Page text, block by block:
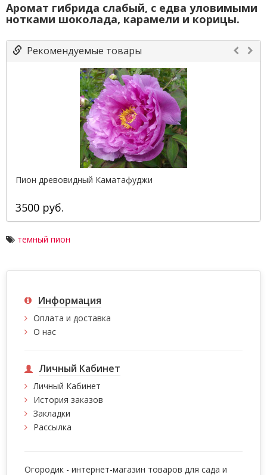
Аромат гибрида слабый, с едва уловимыми
нотками шоколада, карамели и корицы.
Рекомендуемые товары
Пион древовидный Каматафуджи
3500 руб.
темный пион
Информация
Оплата и доставка
О нас
Личный Кабинет
Личный Кабинет
История заказов
Закладки
Рассылка
Огородик - интернет-магазин товаров для сада и